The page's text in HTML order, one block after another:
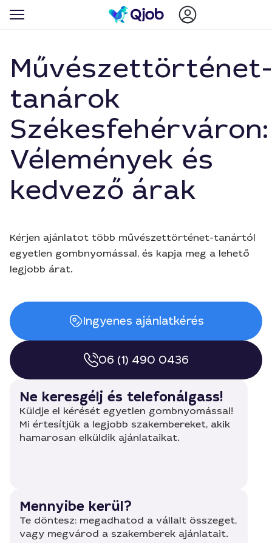
Művészettörténet-
tanárok
Székesfehérváron:
Vélemények és
kedvező árak
Kérjen ajánlatot több művészettörténet-tanártól
egyetlen gombnyomással, és kapja meg a lehető
legjobb árat.
Ingyenes ajánlatkérés
06 (1) 490 0436
Ne keresgélj és telefonálgass!
Küldje el kérését egyetlen gombnyomással!
Mi értesítjük a legjobb szakembereket, akik
hamarosan elküldik ajánlataikat.
Mennyibe kerül?
Te döntesz: megadhatod a vállalt összeget,
vagy megvárod a szakemberek ajánlatait.